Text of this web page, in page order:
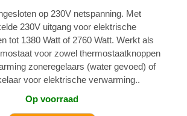
op 230V netspanning. Met
230V uitgang voor elektrische
tot 1380 Watt of 2760 Watt. Werkt als
voor zowel thermostaatknoppen
zoneregelaars (water gevoed) of
voor elektrische verwarming..
Op voorraad